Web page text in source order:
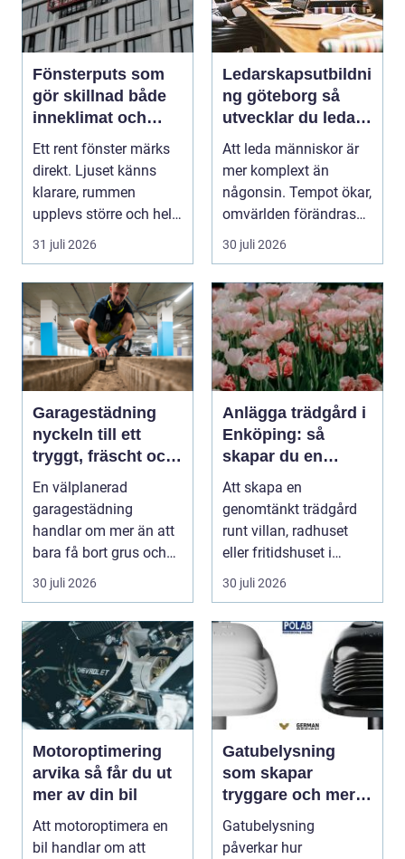
Fönsterputs som
gör skillnad både
inneklimat och
utsikt
Ett rent fönster märks
direkt. Ljuset känns
klarare, rummen
upplevs större och hela
hemmet eller kon...
31 juli 2026
Ledarskapsutbildni
ng göteborg så
utvecklar du ledare
som håller i
längden
Att leda människor är
mer komplext än
någonsin. Tempot ökar,
omvärlden förändras
snabbt och medarbet...
30 juli 2026
Garagestädning
nyckeln till ett
tryggt, fräscht och
hållbart garage
En välplanerad
garagestädning
handlar om mer än att
bara få bort grus och
damm från golvet.
Rena gar...
30 juli 2026
Anlägga trädgård i
Enköping: så
skapar du en
hållbar och
harmonisk utemiljö
Att skapa en
genomtänkt trädgård
runt villan, radhuset
eller fritidshuset i
Enkö...
30 juli 2026
Motoroptimering
arvika så får du ut
mer av din bil
Att motoroptimera en
bil handlar om att
Gatubelysning
som skapar
tryggare och mer
hållbara miljöer
Gatubelysning
påverkar hur